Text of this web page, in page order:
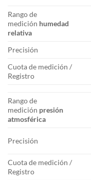
Rango de
medición humedad
relativa
Precisión
Cuota de medición /
Registro
Rango de
medición presión
atmosférica
Precisión
Cuota de medición /
Registro